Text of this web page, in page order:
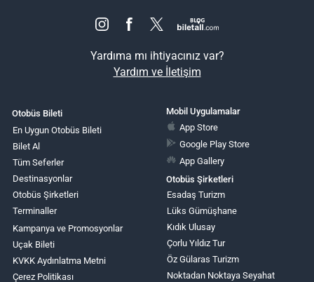
Yardıma mı ihtiyacınız var?
Yardım ve İletişim
Otobüs Bileti
En Uygun Otobüs Bileti
Bilet Al
Tüm Seferler
Destinasyonlar
Otobüs Şirketleri
Terminaller
Kampanya ve Promosyonlar
Uçak Bileti
KVKK Aydınlatma Metni
Çerez Politikası
Mobil Uygulamalar
App Store
Google Play Store
App Gallery
Otobüs Şirketleri
Esadaş Turizm
Lüks Gümüşhane
Kıdık Ulusay
Çorlu Yıldız Tur
Öz Gülaras Turizm
Noktadan Noktaya Seyahat